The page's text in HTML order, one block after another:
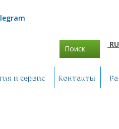
Поиск RU
и сервис Контакты